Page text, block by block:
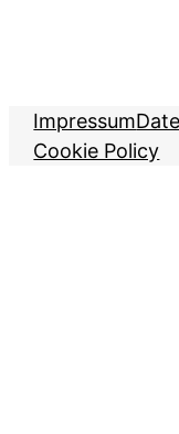
Impressum
Cookie Policy